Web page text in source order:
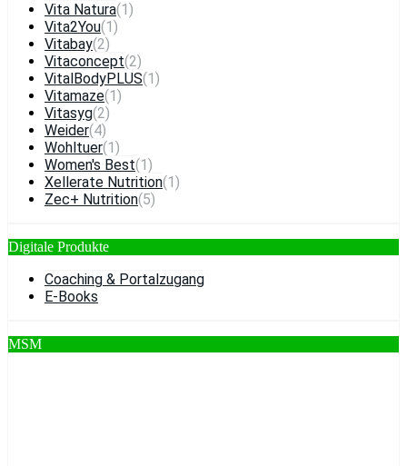
Vita Natura(1)
Vita2You(1)
Vitabay(2)
Vitaconcept(2)
VitalBodyPLUS(1)
Vitamaze(1)
Vitasyg(2)
Weider(4)
Wohltuer(1)
Women's Best(1)
Xellerate Nutrition(1)
Zec+ Nutrition(5)
Digitale Produkte
Coaching & Portalzugang
E-Books
MSM